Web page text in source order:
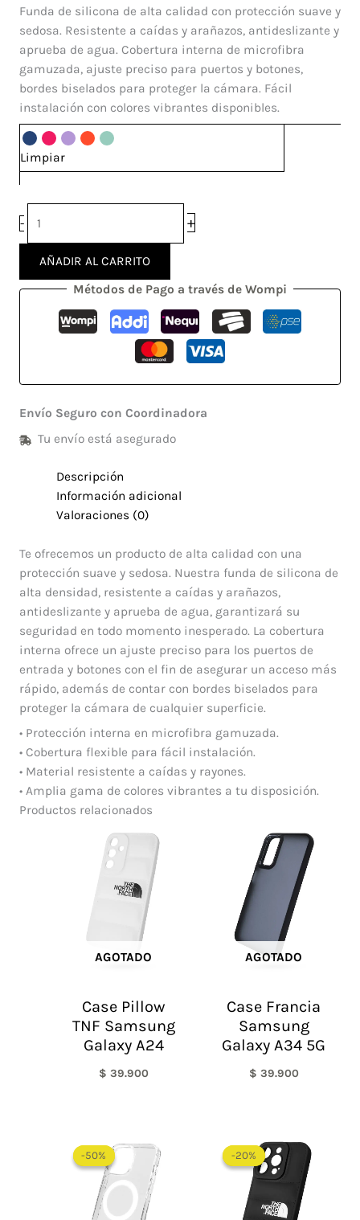
Funda de silicona de alta calidad con protección suave y
sedosa. Resistente a caídas y arañazos, antideslizante y
aprueba de agua. Cobertura interna de microfibra
gamuzada, ajuste preciso para puertos y botones,
bordes biselados para proteger la cámara. Fácil
instalación con colores vibrantes disponibles.
Limpiar
-
Silicone
Honor
SE
cantidad
+
AÑADIR AL CARRITO
Métodos de Pago a través de Wompi
Envío Seguro con Coordinadora
Tu envío está asegurado
Descripción
Información adicional
Valoraciones (0)
Te ofrecemos un producto de alta calidad con una
protección suave y sedosa. Nuestra funda de silicona de
alta densidad, resistente a caídas y arañazos,
antideslizante y aprueba de agua, garantizará su
seguridad en todo momento inesperado. La cobertura
interna ofrece un ajuste preciso para los puertos de
entrada y botones con el fin de asegurar un acceso más
rápido, además de contar con bordes biselados para
proteger la cámara de cualquier superficie.
• Protección interna en microfibra gamuzada.
• Cobertura flexible para fácil instalación.
• Material resistente a caídas y rayones.
• Amplia gama de colores vibrantes a tu disposición.
Productos relacionados
AGOTADO
Case Pillow
TNF Samsung
Galaxy A24
$ 39.900
AGOTADO
Case Francia
Samsung
Galaxy A34 5G
$ 39.900
-50%
-50%
de
precios:
desde
$ 30.000
hasta
-20%
-20%
precio
original
era:
$ 60.000.